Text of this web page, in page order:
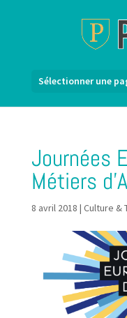
Sélectionner une
Journées
Métiers
8 avril 2018 | Culture &